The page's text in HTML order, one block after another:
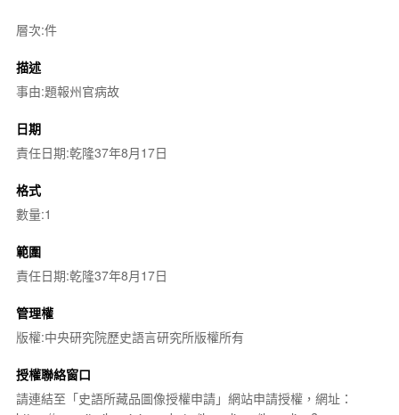
層次:件
描述
事由:題報州官病故
日期
責任日期:乾隆37年8月17日
格式
數量:1
範圍
責任日期:乾隆37年8月17日
管理權
版權:中央研究院歷史語言研究所版權所有
授權聯絡窗口
請連結至「史語所藏品圖像授權申請」網站申請授權，網址：